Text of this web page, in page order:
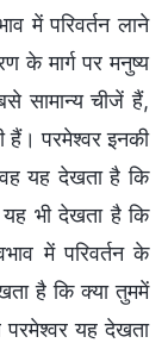
में परिवर्तन लाने
के मार्ग पर मनुष्य
सामान्य चीजें हैं,
हैं। परमेश्वर इनकी
यह देखता है कि
भी देखता है कि
में परिवर्तन के
है कि क्या तुममें
यह देखता